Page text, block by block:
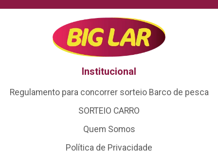
Institucional
Regulamento para concorrer sorteio Barco de pesca
SORTEIO CARRO
Quem Somos
Política de Privacidade